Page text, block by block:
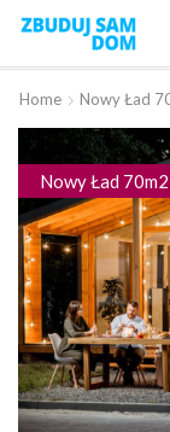
Home Nowy Ład
Nowy Ład